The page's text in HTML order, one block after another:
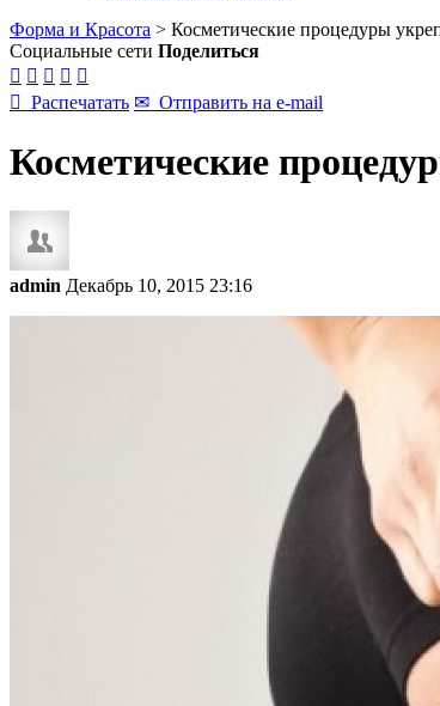
Форма и Красота > Косметические процедуры
Социальные сети Поделиться
    
 Распечатать ✉ Отправить на e-mail
Косметические
admin Декабрь 10, 2015 23:16